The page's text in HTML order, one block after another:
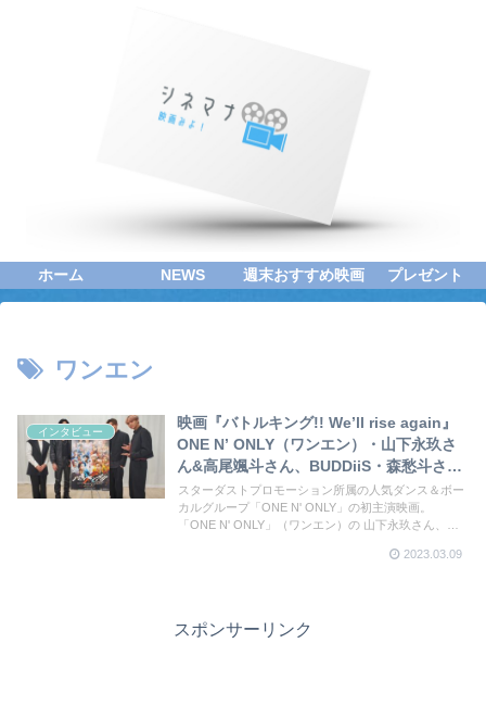
ホーム NEWS 週末おすすめ映画 プレゼント
ワンエン
インタビュー
映画『バトルキング!! We’ll rise again』
ONE N’ ONLY（ワンエン）・山下永玖さ
ん&高尾颯斗さん、BUDDiiS・森愁斗さん
インタビュー🎤
スターダストプロモーション所属の人気ダンス＆ボー
カルグループ「ONE N' ONLY」の初主演映画。
「ONE N' ONLY」（ワンエン）の 山下永玖さん、高
に撮影秘話やグループメンバーとの仲良しエピソード
2023.03.09
スポンサーリンク